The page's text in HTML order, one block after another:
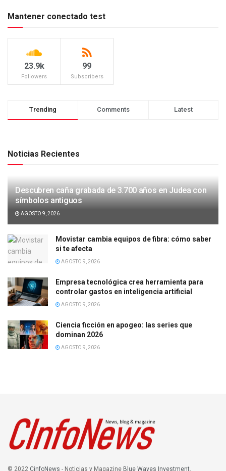
Mantener conectado test
23.9k
Followers
99
Subscribers
Trending Comments Latest
Noticias Recientes
Descubren caña grabada de 3.700 años en Judea con
símbolos antiguos
AGOSTO 9, 2026
Movistar cambia equipos de fibra: cómo saber
si te afecta
AGOSTO 9, 2026
Empresa tecnológica crea herramienta para
controlar gastos en inteligencia artificial
AGOSTO 9, 2026
Ciencia ficción en apogeo: las series que
dominan 2026
AGOSTO 9, 2026
© 2022 CinfoNews - Noticias y Magazine Blue Waves Investment.